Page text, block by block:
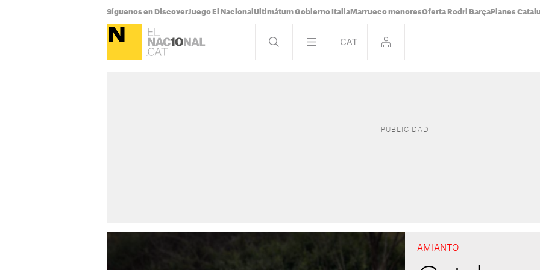
Síguenos en DiscoverJuego El Nacional Ultimátum Gobierno Italia Marrueco menoresOferta Rodri Barça Planes
AMIANTO